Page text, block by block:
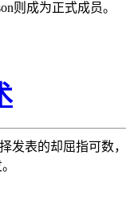
则成为正式成员。
发表的却屈指可数